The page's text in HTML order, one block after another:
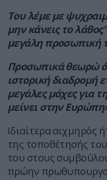
Του λέμε με
μην κάνεις το
μεγάλη προσωπική
Προσωπικά θεωρώ
ιστορική διαδρομή
μεγάλες μάχες για
μείνει στην
Ιδιαίτερα αιχμηρός
της τοποθέτησής
του στους
πρώην